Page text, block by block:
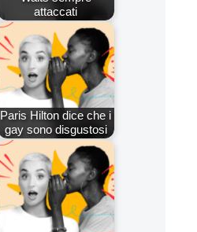
attaccati
Paris Hilton dice che i
gay sono disgustosi